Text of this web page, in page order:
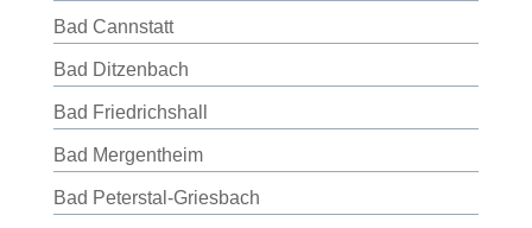
Bad Cannstatt
Bad Ditzenbach
Bad Friedrichshall
Bad Mergentheim
Bad Peterstal-Griesbach